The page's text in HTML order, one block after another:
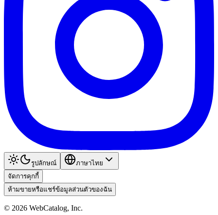
รูปลักษณ์
ภาษาไทย
จัดการคุกกี้
ห้ามขายหรือแชร์ข้อมูลส่วนตัวของฉัน
© 2026 WebCatalog, Inc.